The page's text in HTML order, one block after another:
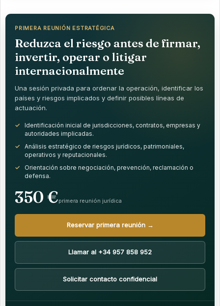
PRIMERA REUNIÓN ESTRATÉGICA
Reduzca el riesgo antes de firmar,
invertir, operar o litigar
internacionalmente
Una sesión privada para ordenar la operación, identificar los
países y riesgos implicados y definir posibles líneas de
actuación.
Identificación inicial de jurisdicciones, contratos, empresas y
autoridades implicadas.
Análisis estratégico de riesgos jurídicos, patrimoniales,
operativos y reputacionales.
Orientación sobre negociación, prevención, reclamación o
defensa.
350 €primera reunión jurídica
Reservar primera reunión →
Llamar al +34 957 858 952
Solicitar contacto confidencial